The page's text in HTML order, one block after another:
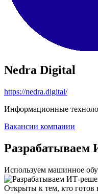
Nedra Digital
https://nedra.digital/
Информационные
Вакансии компании
Разрабатываем
Используем машинное
Открыты к тем, кто готов